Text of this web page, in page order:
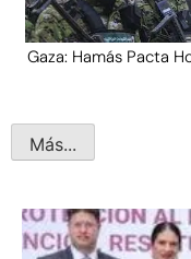
Gaza: Hamás Pacta
Más...